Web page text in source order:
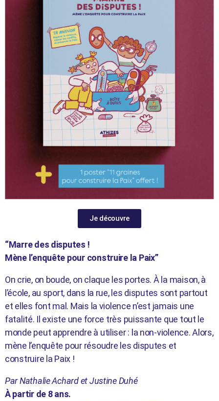
Je découvre
“Marre des disputes !
Mène l’enquête pour construire la Paix”
On crie, on boude, on claque les portes. À la maison, à
l’école, au sport, dans la rue, les disputes sont partout
et elles font mal. Mais la violence n’est jamais une
fatalité. Il existe une force très puissante que tout le
monde peut apprendre à utiliser : la non-violence. Alors,
mène l’enquête pour résoudre les disputes et
construire la Paix !
Par Nathalie Achard et Justine Duhé
À partir de 8 ans.